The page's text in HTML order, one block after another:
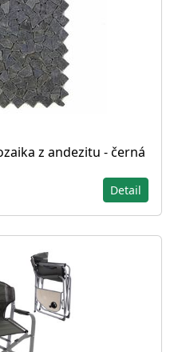
z andezitu - černá
Detail